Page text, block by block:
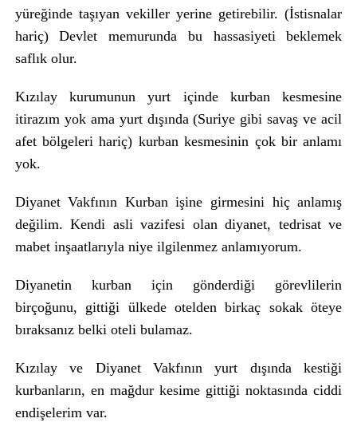
yüreğinde taşıyan vekiller yerine getirebilir. (İstisnalar
hariç) Devlet memurunda bu hassasiyeti beklemek
saflık olur.
Kızılay kurumunun yurt içinde kurban kesmesine
itirazım yok ama yurt dışında (Suriye gibi savaş ve acil
afet bölgeleri hariç) kurban kesmesinin çok bir anlamı
yok.
Diyanet Vakfının Kurban işine girmesini hiç anlamış
değilim. Kendi asli vazifesi olan diyanet, tedrisat ve
mabet inşaatlarıyla niye ilgilenmez anlamıyorum.
Diyanetin kurban için gönderdiği görevlilerin
birçoğunu, gittiği ülkede otelden birkaç sokak öteye
bıraksanız belki oteli bulamaz.
Kızılay ve Diyanet Vakfının yurt dışında kestiği
kurbanların, en mağdur kesime gittiği noktasında ciddi
endişelerim var.